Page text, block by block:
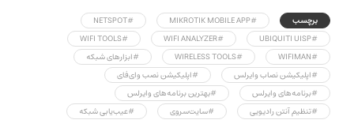
برچسب #MIKROTIK MOBILE APP
#NETSPOT
#UBIQUITI UISP
#WIFI ANALYZER
#WIFI TOOLS
#WIFIMAN
#WIRELESS TOOLS
#ابزارهای شبکه
#اپلیکیشن نصاب وایرلس
#اپلیکیشن نصب وای‌فای
#برنامه‌های وایرلس
#بهترین برنامه‌های وایرلس
#تنظیم آنتن رادیویی
#سایت‌سروی
#عیب‌یابی شبکه